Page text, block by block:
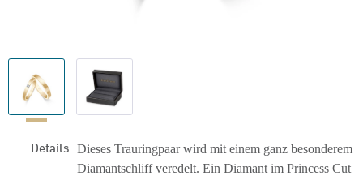
Details Dieses Trauringpaar wird mit einem ganz besonderem
Diamantschliff veredelt. Ein Diamant im Princess Cut